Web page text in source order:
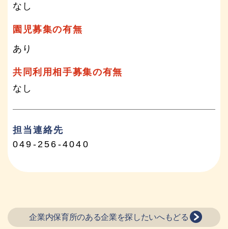
なし
園児募集の有無
あり
共同利用相手募集の有無
なし
担当連絡先
049-256-4040
企業内保育所のある企業を探したいへもどる